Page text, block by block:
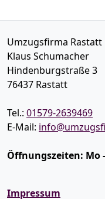
Umzugsfirma Rastatt
Klaus Schumacher
Hindenburgstraße 3
76437 Rastatt
Tel.: 01579-2639469
E-Mail:
Öffnungszeiten: Mo
Impressum